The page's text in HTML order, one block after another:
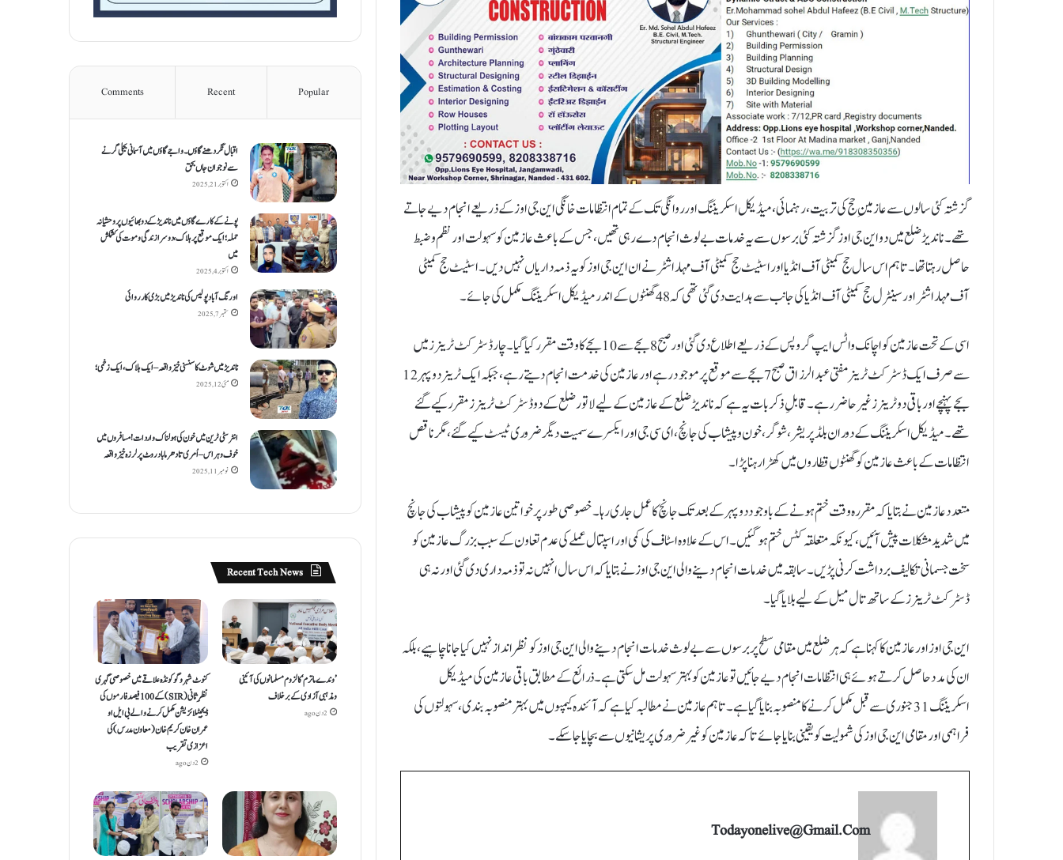
گزشتہ کئی سالوں سے عازمینِ حج کی تربیت، رہنمائی، میڈیکل اسکریننگ اور روانگی تک کے تمام انتظامات خانگی این جی اوز کے ذریعے انجام دیے جاتے
تھے۔ ناندیڑ ضلع میں دو این جی اوز گزشتہ کئی برسوں سے یہ خدمات بے لوث انجام دے رہی تھیں، جس کے باعث عازمین کو سہولت اور نظم و ضبط
حاصل رہتا تھا۔ تاہم اس سال حج کمیٹی آف انڈیا اور اسٹیٹ حج کمیٹی آف مہاراشٹر نے ان این جی اوز کو یہ ذمہ داریاں نہیں دیں۔ اسٹیٹ حج کمیٹی
آف مہاراشٹر اور سینٹرل حج کمیٹی آف انڈیا کی جانب سے ہدایت دی گئی تھی کہ 48 گھنٹوں کے اندر میڈیکل اسکریننگ مکمل کی جائے۔
اسی کے تحت عازمین کو اچانک واٹس ایپ گروپس کے ذریعے اطلاع دی گئی اور صبح 8 بجے سے 10 بجے کا وقت مقرر کیا گیا۔چار ڈسٹرکٹ ٹرینرز میں
سے صرف ایک ڈسٹرکٹ ٹرینر مفتی عبدالرزاق صبح 7 بجے سے موقع پر موجود رہے اور عازمین کی خدمت انجام دیتے رہے، جبکہ ایک ٹرینر دوپہر 12
بجے پہنچے اور باقی دو ٹرینرز غیر حاضر رہے۔ قابلِ ذکر بات یہ ہے کہ ناندیڑ ضلع کے عازمین کے لیے لاتور ضلع کے دو ڈسٹرکٹ ٹرینرز مقرر کیے گئے
تھے۔میڈیکل اسکریننگ کے دوران بلڈ پریشر، شوگر، خون و پیشاب کی جانچ، ای سی جی اور ایکسرے سمیت دیگر ضروری ٹیسٹ کیے گئے، مگر ناقص
انتظامات کے باعث عازمین کو گھنٹوں قطاروں میں کھڑا رہنا پڑا۔
متعدد عازمین نے بتایا کہ مقررہ وقت ختم ہونے کے باوجود دوپہر کے بعد تک جانچ کا عمل جاری رہا۔خصوصی طور پر خواتین عازمین کو پیشاب کی جانچ
میں شدید مشکلات پیش آئیں، کیونکہ متعلقہ کٹس ختم ہو گئیں۔ اس کے علاوہ اسٹاف کی کمی اور اسپتال عملے کی عدم تعاون کے سبب بزرگ عازمین کو
سخت جسمانی تکالیف برداشت کرنی پڑیں۔سابقہ میں خدمات انجام دینے والی این جی اوز نے بتایا کہ اس سال انہیں نہ تو ذمہ داری دی گئی اور نہ ہی
ڈسٹرکٹ ٹرینرز کے ساتھ تال میل کے لیے بلایا گیا۔
این جی اوز اور عازمین کا کہنا ہے کہ ہر ضلع میں مقامی سطح پر برسوں سے بے لوث خدمات انجام دینے والی این جی اوز کو نظرانداز نہیں کیا جانا چاہیے، بلکہ
ان کی مدد حاصل کرتے ہوئے ہی انتظامات انجام دیے جائیں تو عازمین کو بہتر سہولت مل سکتی ہے۔ذرائع کے مطابق باقی عازمین کی میڈیکل
اسکریننگ 31 جنوری سے قبل مکمل کرنے کا منصوبہ بنایا گیا ہے۔ تاہم عازمین نے مطالبہ کیا ہے کہ آئندہ کیمپوں میں بہتر منصوبہ بندی، سہولتوں کی
فراہمی اور مقامی این جی اوز کی شمولیت کو یقینی بنایا جائے تاکہ عازمین کو غیر ضروری پریشانیوں سے بچایا جا سکے۔
Todayonelive@gmail.com
Popular
Recent
Comments
اقبال نگر دھنےگاؤں۔ واجےگاؤں میں آسمانی بجلی گرنے
سے نوجوان جاں بحق
اکتوبر 21, 2025
پونے کے کارےگاؤں میں ناندیڑ کے دو بھائیوں پر وحشیانہ
حملہ؛ ایک موقع پر ہلاک، دوسرا زندگی و موت کی کشمکش
میں
اکتوبر 4, 2025
اورنگ آباد پولیس کی ناندیڑ میں بڑی کارروائی
ستمبر 7, 2025
ناندیڑ میں شوٹ کا سنسنی خیز واقعہ – ایک ہلاک، ایک زخمی؛
مئی 12, 2025
انٹر سٹی ٹرین میں خون کی ہولناک واردات! مسافروں میں
خوف و ہراس – اُمری تا دھرما باد روٹ پر لرزہ خیز واقعہ
نومبر 11, 2025
Recent Tech News
’وندے ماترم‘ کا لزوم مسلمانوں کی آئینی
ومذہبی آزادی کے برخلاف
2 دن ago
کنوٹ شہر و گوکونڈہ علاقے میں خصوصی گہری
نظرِ ثانی (SIR) کے 100 فیصد فارموں کی
ڈیجیٹلائزیشن مکمل کرنے والے بی ایل او
عمران خان کریم خان (معاون مدرس) کی
اعزازی تقریب
2 دن ago